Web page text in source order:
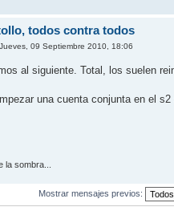
todos contra todos
09 Septiembre 2010, 18:06
al siguiente. Total, los suelen
una cuenta conjunta en el
la sombra...
Mostrar mensajes previos: